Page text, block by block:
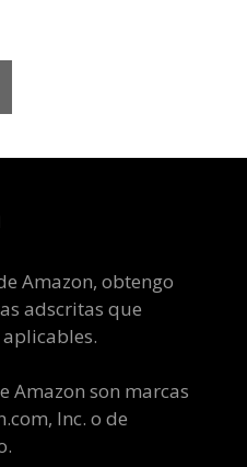
Amazon, obtengo
adscritas que
Amazon son marcas
Inc. o de